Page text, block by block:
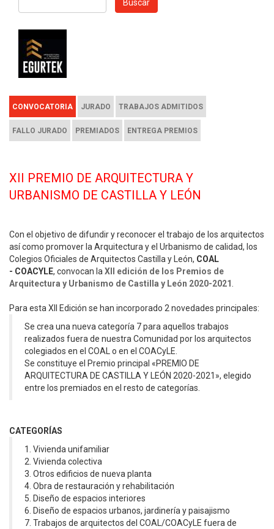
Buscar
CONVOCATORIA JURADO TRABAJOS ADMITIDOS
FALLO JURADO PREMIADOS ENTREGA PREMIOS
XII PREMIO DE ARQUITECTURA Y
URBANISMO DE CASTILLA Y LEÓN
Con el objetivo de difundir y reconocer el trabajo de los arquitectos
así como promover la Arquitectura y el Urbanismo de calidad, los
Colegios Oficiales de Arquitectos Castilla y León, COAL
- COACYLE, convocan laXII edición de los Premios de
Arquitectura y Urbanismo de Castilla y León 2020-2021 .
Para esta XII Edición se han incorporado 2 novedades principales:
Se crea una nueva categoría 7 para aquellos trabajos
realizados fuera de nuestra Comunidad por los arquitectos
colegiados en el COAL o en el COACyLE.
Se constituye el Premio principal «PREMIO DE
ARQUITECTURA DE CASTILLA Y LEÓN 2020-2021», elegido
entre los premiados en el resto de categorías.
CATEGORÍAS
1. Vivienda unifamiliar
2. Vivienda colectiva
3. Otros edificios de nueva planta
4. Obra de restauración y rehabilitación
5. Diseño de espacios interiores
6. Diseño de espacios urbanos, jardinería y paisajismo
7. Trabajos de arquitectos del COAL/COACyLE fuera de